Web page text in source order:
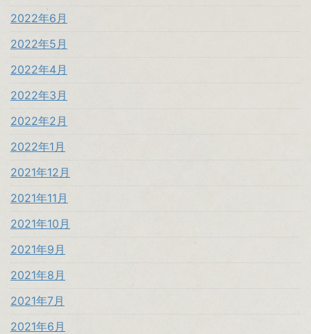
2022年6月
2022年5月
2022年4月
2022年3月
2022年2月
2022年1月
2021年12月
2021年11月
2021年10月
2021年9月
2021年8月
2021年7月
2021年6月